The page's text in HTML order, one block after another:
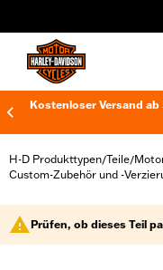
Kostenloser Versand
H-D Produkttypen/Teile/
Custom-Zubehör und -
Prüfen, ob dieses Teil